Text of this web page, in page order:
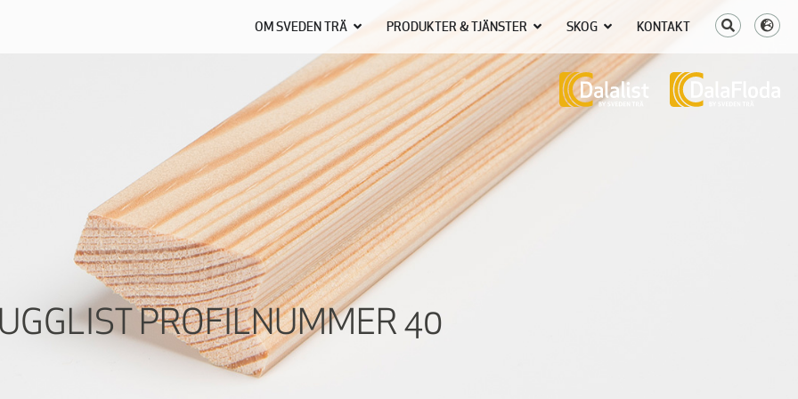
OM SVEDEN TRÄ PRODUKTER & TJÄNSTER SKOG KONTAKT
PROFILNUMMER 40